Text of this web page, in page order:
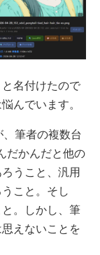
名付けたので
んでいます。
筆者の複数台
だかんだと他の
うこと、汎用
こと。そし
。しかし、筆
えないことを